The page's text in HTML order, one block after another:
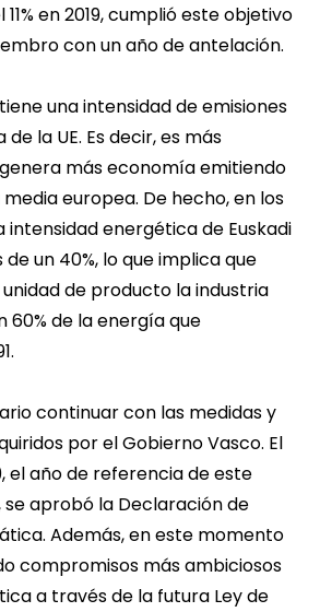
en 2019, cumplió este objetivo
con un año de antelación.
una intensidad de emisiones
la UE. Es decir, es más
más economía emitiendo
media europea. De hecho, en los
intensidad energética de Euskadi
un 40%, lo que implica que
de producto la industria
60% de la energía que
continuar con las medidas y
por el Gobierno Vasco. El
el año de referencia de este
aprobó la Declaración de
Además, en este momento
compromisos más ambiciosos
a través de la futura Ley de